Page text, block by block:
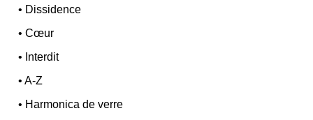
• Dissidence
•Cœur
• Interdit
•A-Z
• Harmonica de verre